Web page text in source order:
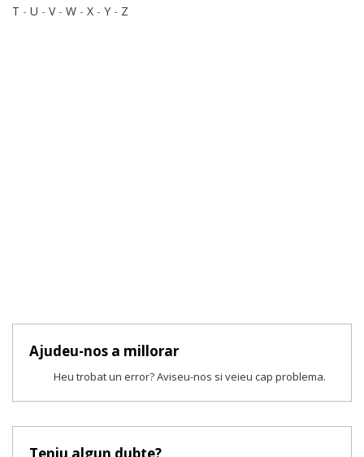
T - U - V- W - X - Y - Z
Ajudeu-nos a millorar
Heu trobat un error? Aviseu-nos si veieu cap problema.